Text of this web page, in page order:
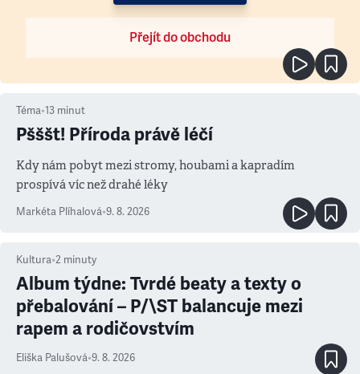
Přejít do obchodu
Téma•13 minut
Pšššt! Příroda právě léčí
Kdy nám pobyt mezi stromy, houbami a kapradím
prospívá víc než drahé léky
Markéta Plíhalová•9. 8. 2026
Kultura•2 minuty
Album týdne: Tvrdé beaty a texty o
přebalování – P/\ST balancuje mezi
rapem a rodičovstvím
Eliška Palušová•9. 8. 2026